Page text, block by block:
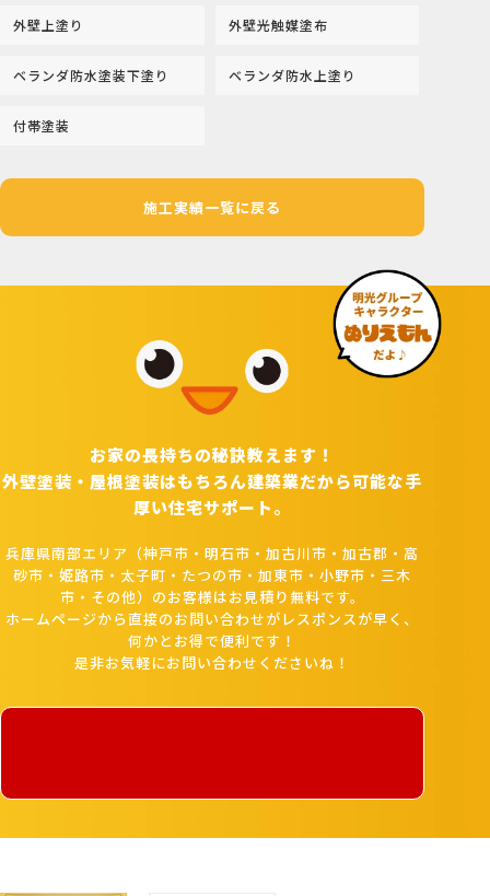
外壁上塗り 外壁光触媒塗布
ベランダ防水塗装下塗り ベランダ防水上塗り
付帯塗装
施工実績一覧に戻る
お家の長持ちの秘訣教えます！
外壁塗装・屋根塗装はもちろん建築業だから可能な手
厚い住宅サポート。
兵庫県南部エリア（神戸市・明石市・加古川市・加古郡・高
砂市・姫路市・太子町・たつの市・加東市・小野市・三木
市・その他）のお客様はお見積り無料です。
ホームページから直接のお問い合わせがレスポンスが早く、
何かとお得で便利です！
是非お気軽にお問い合わせくださいね！